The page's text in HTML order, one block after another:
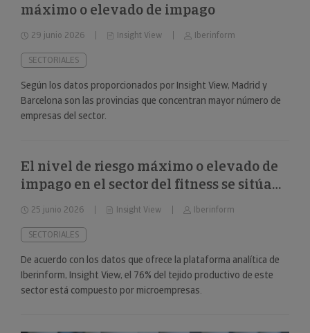
máximo o elevado de impago
29 junio 2026 Insight View Iberinform
SECTORIALES
Según los datos proporcionados por Insight View, Madrid y
Barcelona son las provincias que concentran mayor número de
empresas del sector.
El nivel de riesgo máximo o elevado de
impago en el sector del fitness se sitúa
en el 34%
25 junio 2026 Insight View Iberinform
SECTORIALES
De acuerdo con los datos que ofrece la plataforma analítica de
Iberinform, Insight View, el 76% del tejido productivo de este
sector está compuesto por microempresas.